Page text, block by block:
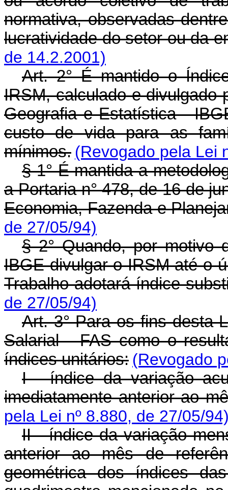
normativa, observadas
lucratividade do setor ou da
de 14.2.2001)
Art. 2° É mantido o
IRSM, calculado e divulgado
Geografia e Estatística -
custo de vida para as
mínimos. (Revogado pela Lei
§ 1° É mantida a
a Portaria n° 478, de 16 de
Economia, Fazenda e
de 27/05/94)
§ 2° Quando, por motivo
IBGE divulgar o IRSM até o
Trabalho adotará índice
de 27/05/94)
Art. 3° Para os fins desta
Salarial - FAS como o
índices unitários: (Revogado
I - índice da variação
imediatamente anterior ao
pela Lei nº 8.880, de 27/05/
II - índice da variação
anterior ao mês de
geométrica dos índices